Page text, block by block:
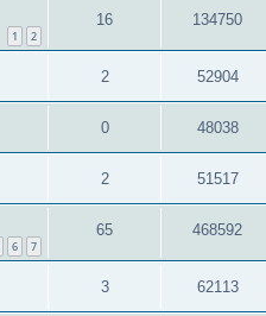
1 2
16 134750
2 52904
0 48038
2 51517
6 7
65 468592
3 62113